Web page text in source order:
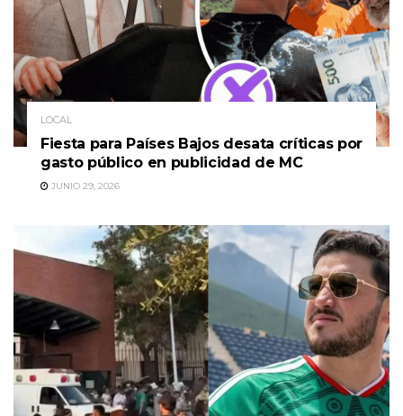
LOCAL
Fiesta para Países Bajos desata críticas por
gasto público en publicidad de MC
JUNIO 29, 2026